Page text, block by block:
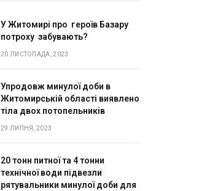
У Житомирі про героїв Базару
потроху забувають?
20 ЛИСТОПАДА, 2023
Упродовж минулої доби в
Житомирській області виявлено
тіла двох потопельників
29 ЛИПНЯ, 2023
20 тонн питної та 4 тонни
технічної води підвезли
рятувальники минулої доби для